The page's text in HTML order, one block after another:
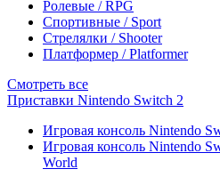
Ролевые / RPG
Спортивные / Sport
Стрелялки / Shooter
Платформер / Platformer
Смотреть все
Приставки Nintendo Switch 2
Игровая консоль Nintendo
Игровая консоль Nintendo
World